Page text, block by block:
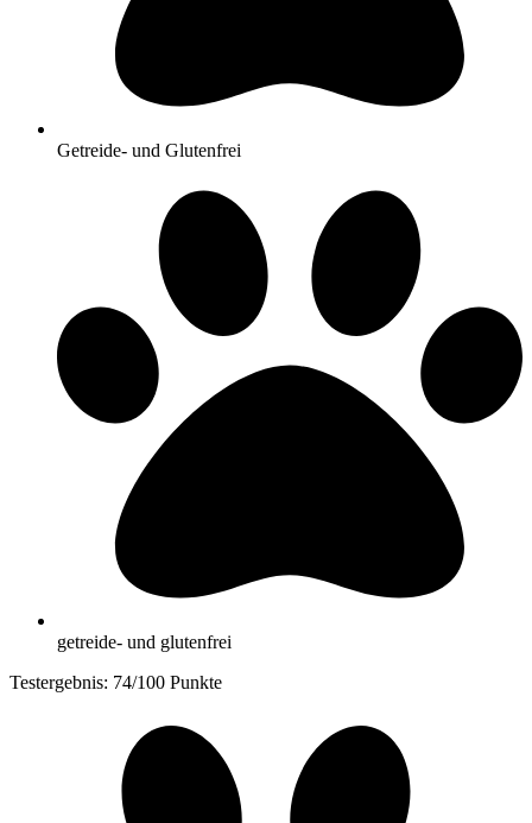
Getreide- und Glutenfrei
getreide- und glutenfrei
Testergebnis: 74/100 Punkte